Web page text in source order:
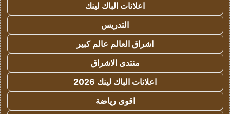
اعلانات الباك لينك
التدريس
اشراق العالم عالم كبير
منتدى الاشراق
اعلانات الباك لينك 2026
اقوى رياضة